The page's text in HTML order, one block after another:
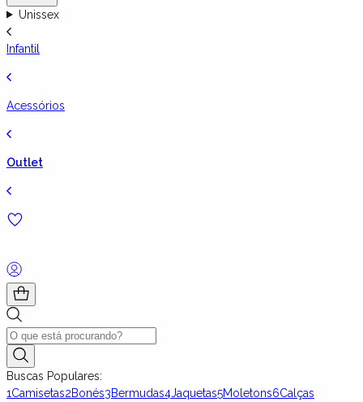
Unissex
Infantil
Acessórios
Outlet
Buscas Populares:
1Camisetas2Bonés3Bermudas4Jaquetas5Moletons6Calças